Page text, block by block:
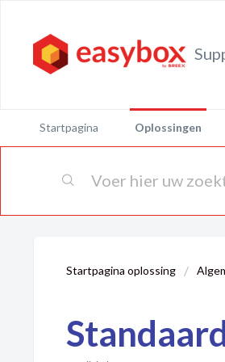
Startpagina Oplossingen
Startpagina oplossing